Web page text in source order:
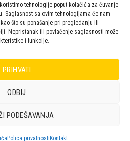
tehnologije poput kolačića za čuvanje
Saglasnost sa ovim tehnologijama će nam
što su ponašanje pri pregledanju ili
Nepristanak ili povlačenje saglasnosti može
i funkcije.
PRIHVATI
ODBIJ
PODEŠAVANJA
Polica privatnosti Kontakt